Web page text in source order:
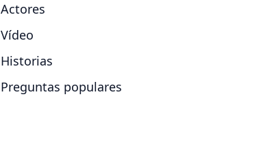
Actores
Vídeo
Historias
Preguntas populares